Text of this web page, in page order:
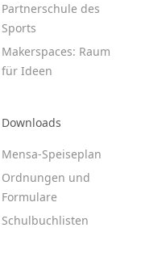
Partnerschule des
Sports
Makerspaces: Raum
für Ideen
Downloads
Mensa-Speiseplan
Ordnungen und
Formulare
Schulbuchlisten